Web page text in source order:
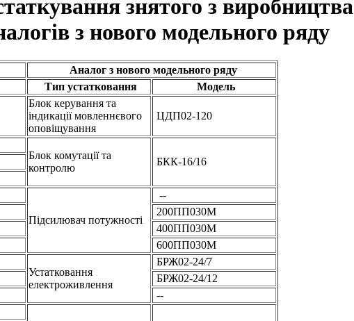
знятого з виробництва
з нового модельного ряду
Аналог з нового модельного ряду
Тип устатковання
Модель
Блок керування та
індикації мовленнєвого
оповіщування
ЦДП02-120
Блок комутації та
контролю
БКК-16/16
Підсилювач потужності
--
200ПП030М
400ПП030М
600ПП030М
Устатковання
електроживлення
БРЖ02-24/7
БРЖ02-24/12
--